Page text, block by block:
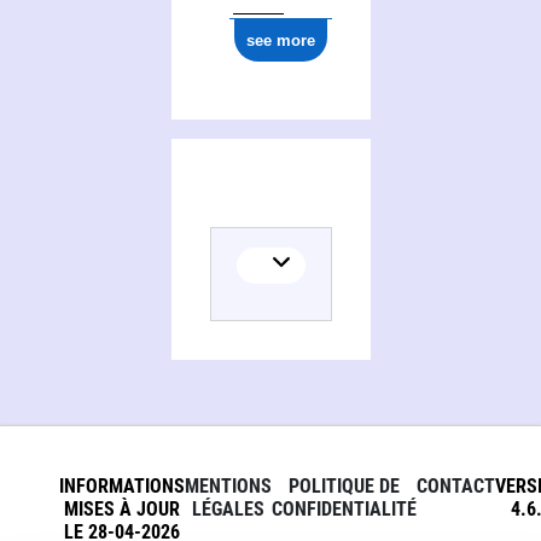
see more
INFORMATIONS
MISES À JOUR
LE 28-04-2026
MENTIONS
LÉGALES
POLITIQUE DE
CONFIDENTIALITÉ
CONTACT